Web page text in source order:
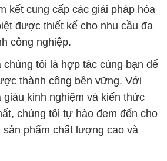
kết cung cấp các giải pháp hóa
được thiết kế cho nhu cầu đa
công nghiệp.
chúng tôi là hợp tác cùng bạn để
thành công bền vững. Với
giàu kinh nghiệm và kiến thức
chúng tôi tự hào đem đến cho
sản phẩm chất lượng cao và